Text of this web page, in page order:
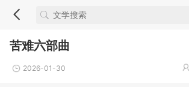
苦难六部曲
2026-01-30